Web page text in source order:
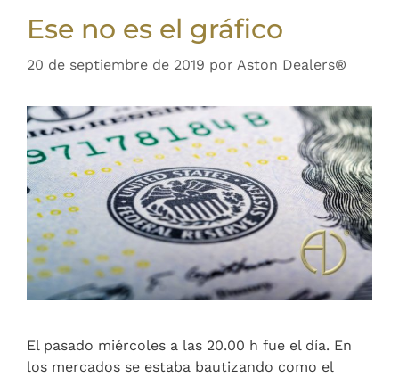
Ese no es el gráfico
20 de septiembre de 2019 por Aston Dealers®
El pasado miércoles a las 20.00 h fue el día. En
los mercados se estaba bautizando como el